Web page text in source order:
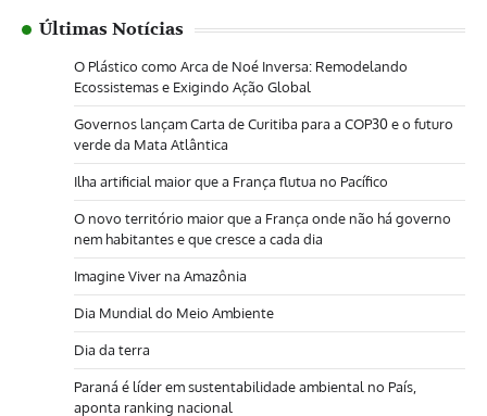
Últimas Notícias
O Plástico como Arca de Noé Inversa: Remodelando
Ecossistemas e Exigindo Ação Global
Governos lançam Carta de Curitiba para a COP30 e o futuro
verde da Mata Atlântica
Ilha artificial maior que a França flutua no Pacífico
O novo território maior que a França onde não há governo
nem habitantes e que cresce a cada dia
Imagine Viver na Amazônia
Dia Mundial do Meio Ambiente
Dia da terra
Paraná é líder em sustentabilidade ambiental no País,
aponta ranking nacional